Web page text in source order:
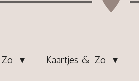
Kaartjes & Zo